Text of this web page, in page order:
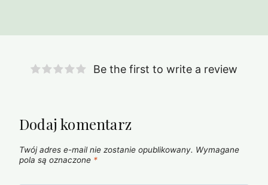
Be the first to write a review
Dodaj komentarz
Twój adres e-mail nie zostanie opublikowany. Wymagane
pola są oznaczone *